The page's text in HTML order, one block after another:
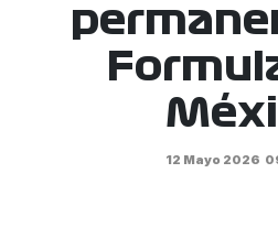
12 Mayo 2026